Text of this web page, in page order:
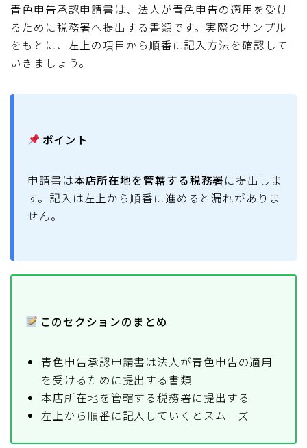
青色申告承認申請書は、法人が青色申告の適用を受け
るために税務署へ提出する書類です。実際のサンプル
をもとに、左上の項目から順番に記入方法を確認して
いきましょう。
ポイント
申請書は本店所在地を管轄する税務署に提出しま
す。記入は左上から順番に進めると漏れがありま
せん。
このセクションのまとめ
青色申告承認申請書は法人が青色申告の適用
を受けるために提出する書類
本店所在地を管轄する税務署に提出する
左上から順番に記入していくとスムーズ